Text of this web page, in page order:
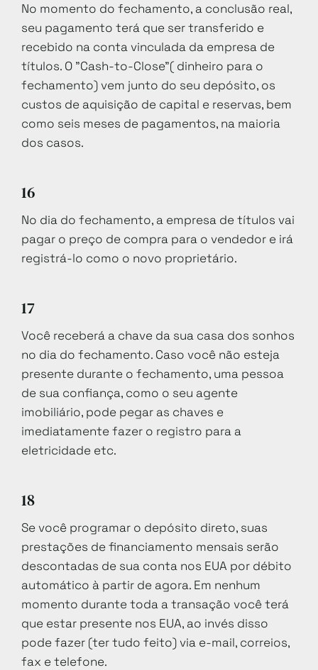
No momento do fechamento, a conclusão real,
seu pagamento terá que ser transferido e
recebido na conta vinculada da empresa de
títulos. O "Cash-to-Close"( dinheiro para o
fechamento) vem junto do seu depósito, os
custos de aquisição de capital e reservas, bem
como seis meses de pagamentos, na maioria
dos casos.
16
No dia do fechamento, a empresa de títulos vai
pagar o preço de compra para o vendedor e irá
registrá-lo como o novo proprietário.
17
Você receberá a chave da sua casa dos sonhos
no dia do fechamento. Caso você não esteja
presente durante o fechamento, uma pessoa
de sua confiança, como o seu agente
imobiliário, pode pegar as chaves e
imediatamente fazer o registro para a
eletricidade etc.
18
Se você programar o depósito direto, suas
prestações de financiamento mensais serão
descontadas de sua conta nos EUA por débito
automático à partir de agora. Em nenhum
momento durante toda a transação você terá
que estar presente nos EUA, ao invés disso
pode fazer (ter tudo feito) via e-mail, correios,
fax e telefone.